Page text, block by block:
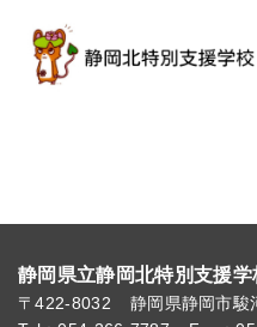
静岡県立静岡北特別支援
〒422-8032
静岡県静岡市駿